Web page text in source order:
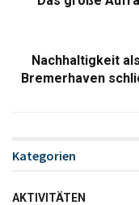
Nachhaltigkeit
Bremerhaven
Kategorien
AKTIVITÄTEN